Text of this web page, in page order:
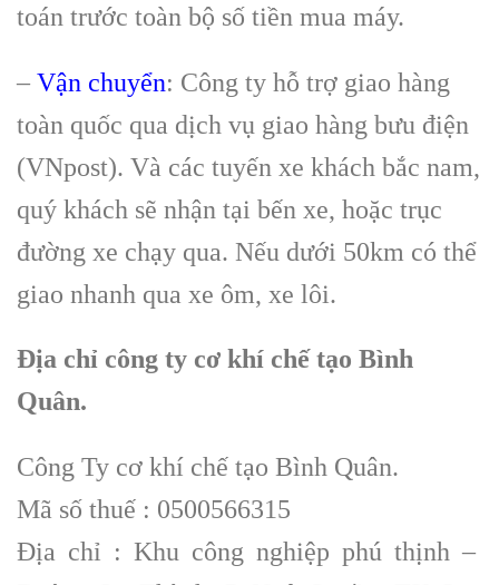
toán trước toàn bộ số tiền mua máy.
–Vận chuyển: Công ty hỗ trợ giao hàng
toàn quốc qua dịch vụ giao hàng bưu điện
(VNpost). Và các tuyến xe khách bắc nam,
quý khách sẽ nhận tại bến xe, hoặc trục
đường xe chạy qua. Nếu dưới 50km có thể
giao nhanh qua xe ôm, xe lôi.
Địa chỉ công ty cơ khí chế tạo Bình
Quân.
Công Ty cơ khí chế tạo Bình Quân.
Mã số thuế : 0500566315
Địa chỉ : Khu công nghiệp phú thịnh –